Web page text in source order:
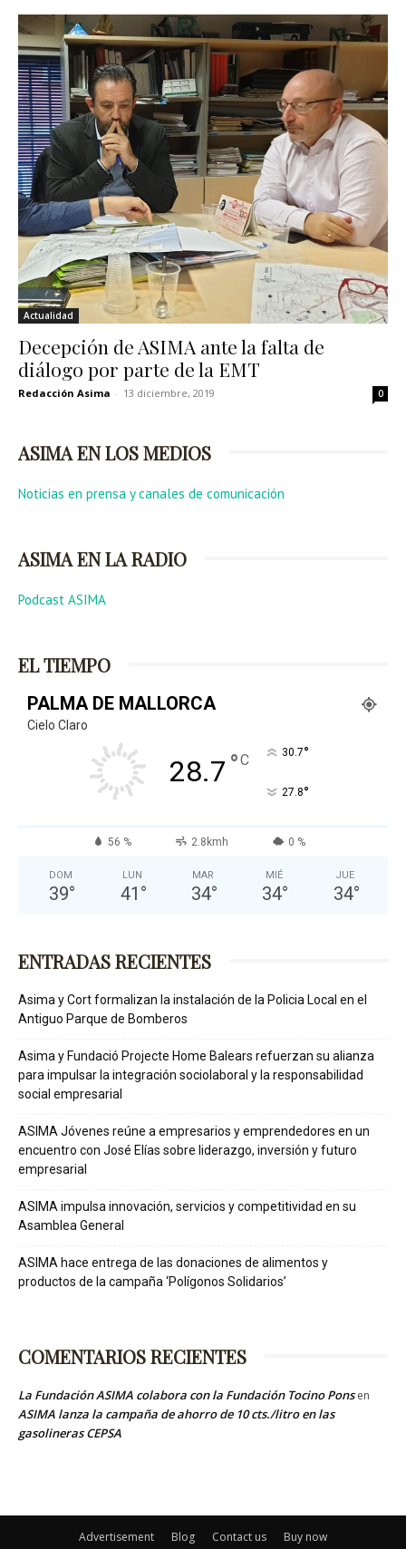
Actualidad
Decepción de ASIMA ante la falta de
diálogo por parte de la EMT
Redacción Asima - 13 diciembre, 2019 0
ASIMA EN LOS MEDIOS
Noticias en prensa y canales de comunicación
ASIMA EN LA RADIO
Podcast ASIMA
EL TIEMPO
PALMA DE MALLORCA
Cielo Claro
28.7 °C 30.7°
27.8°
56 % 2.8kmh 0 %
DOM
39°
LUN
41 °
MAR
34°
MIÉ
34°
JUE
34°
ENTRADAS RECIENTES
Asima y Cort formalizan la instalación de la Policia Local en el
Antiguo Parque de Bomberos
Asima y Fundació Projecte Home Balears refuerzan su alianza
para impulsar la integración sociolaboral y la responsabilidad
social empresarial
ASIMA Jóvenes reúne a empresarios y emprendedores en un
encuentro con José Elías sobre liderazgo, inversión y futuro
empresarial
ASIMA impulsa innovación, servicios y competitividad en su
Asamblea General
ASIMA hace entrega de las donaciones de alimentos y
productos de la campaña ‘Polígonos Solidarios’
COMENTARIOS RECIENTES
La Fundación ASIMA colabora con la Fundación Tocino Ponsen
ASIMA lanza la campaña de ahorro de 10 cts./litro en las
gasolineras CEPSA
Advertisement Blog Contact us Buy now